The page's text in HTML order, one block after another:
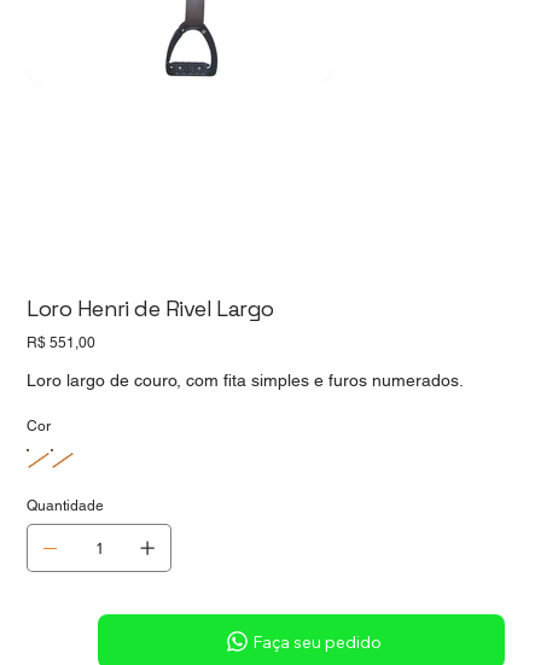
Loro Henri de Rivel Largo
Preço
R$ 551,00
Loro largo de couro, com fita simples e furos numerados.
Cor
Quantidade
Sob consulta
Faça seu pedido